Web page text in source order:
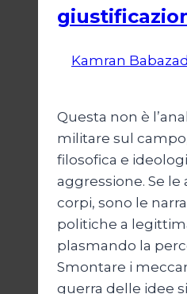
Kamran
Questa non è
militare sul
filosofica e
aggressione. Se
corpi, sono le
politiche a
plasmando la
Smontare i
guerra delle idee